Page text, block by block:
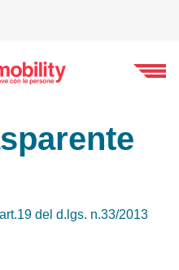
del d.lgs. n.33/2013